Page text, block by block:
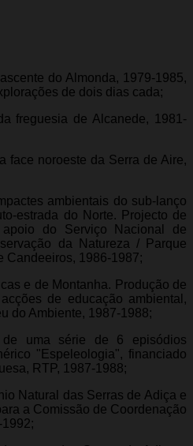
do Almonda, 1979-1985,
de dois dias cada;
freguesia de Alcanede, 1981-
face noroeste da Serra de Aire,
ambientais do sub-lanço
estrada do Norte. Projecto de
do Serviço Nacional de
da Natureza / Parque
Candeeiros, 1986-1987;
e de Montanha. Produção de
de educação ambiental,
do Ambiente, 1987-1988;
uma série de 6 episódios
"Espeleologia", financiado
RTP, 1987-1988;
Natural das Serras de Adiça e
a Comissão de Coordenação